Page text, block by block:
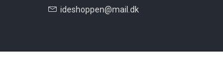
ideshoppen@mail.dk